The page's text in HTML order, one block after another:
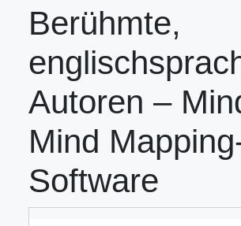
Berühmte,
Autoren –
Mind
Software